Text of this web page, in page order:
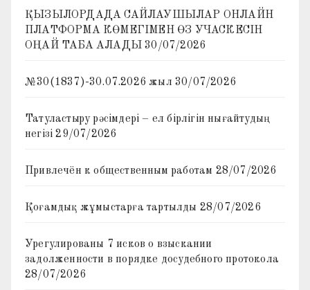
ҚЫЗЫЛОРДАДА САЙЛАУШЫЛАР ОНЛАЙН
ПЛАТФОРМА КӨМЕГІМЕН ӨЗ УЧАСКЕСІН
ОҢАЙ ТАБА АЛАДЫ 30/07/2026
№30(1837)-30.07.2026 жыл 30/07/2026
Татуластыру рәсімдері – ел бірлігін нығайтудың
негізі 29/07/2026
Привлечён к общественным работам 28/07/2026
Қоғамдық жұмыстарға тартылды 28/07/2026
Урегулированы 7 исков о взыскании
задолженности в порядке досудебного протокола
28/07/2026